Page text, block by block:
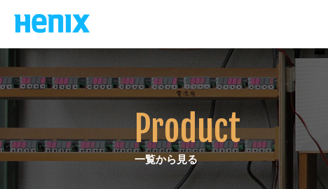
Product
一覧から見る